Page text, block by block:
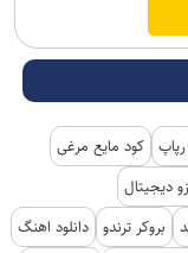
کود مایع مرغی
دیجیتال
بروکر ترندو دانلود اهنگ